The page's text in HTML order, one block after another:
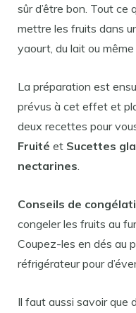
sûr d’être bon. Tout
mettre les fruits dans
yaourt, du lait ou même
La préparation est
prévus à cet effet et
deux recettes pour
Fruité et Sucettes
nectarines
Conseils de
congeler les fruits au
Coupez-les en dés au
réfrigérateur pour
Il faut aussi savoir que